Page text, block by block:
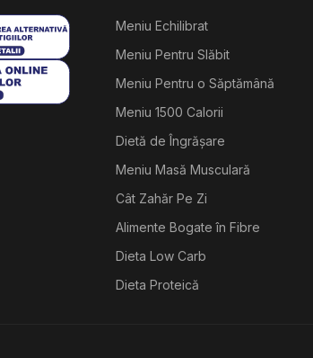
Meniu Echilibrat
Meniu Pentru Slăbit
Meniu Pentru o Săptămână
Meniu 1500 Calorii
Dietă de Îngrășare
Meniu Masă Musculară
Cât Zahăr Pe Zi
Alimente Bogate în Fibre
Dieta Low Carb
Dieta Proteică